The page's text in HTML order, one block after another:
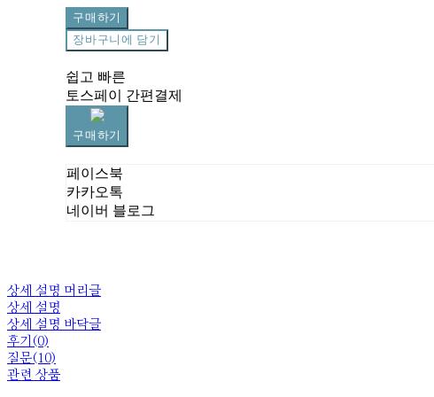
구매하기
장바구니에 담기
쉽고 빠른
토스페이 간편결제
구매하기
페이스북
카카오톡
네이버 블로그
상세 설명 머리글
상세 설명
상세 설명 바닥글
후기(0)
질문(10)
관련 상품